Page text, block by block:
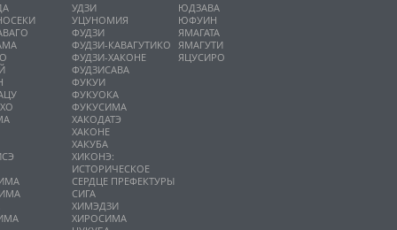
УДЗИ
УЦУНОМИЯ
ФУДЗИ
ФУДЗИ-КАВАГУТИКО
ФУДЗИ-ХАКОНЕ
ФУДЗИСАВА
ФУКУИ
ФУКУОКА
ФУКУСИМА
ХАКОДАТЭ
ХАКОНЕ
ХАКУБА
ХИКОНЭ:
ИСТОРИЧЕСКОЕ
СЕРДЦЕ ПРЕФЕКТУРЫ
СИГА
ХИМЭДЗИ
ХИРОСИМА
ЮДЗАВА
ЮФУИН
ЯМАГАТА
ЯМАГУТИ
ЯЦУСИРО